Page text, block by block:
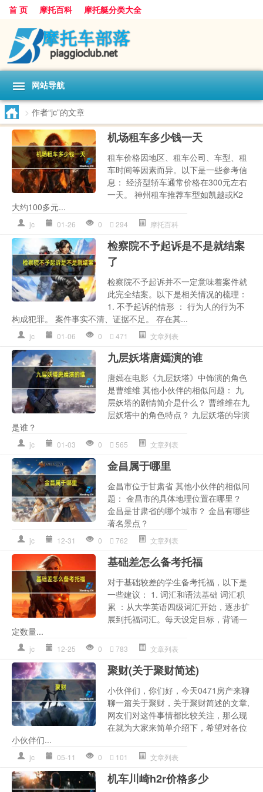
首 页 摩托百科 摩托艇分类大全
网站导航
> 作者“jc”的文章
机场租车多少钱一天
租车价格因地区、租车公司、车型、租
车时间等因素而异。以下是一些参考信
息： 经济型轿车通常价格在300元左右
一天。 神州租车推荐车型如凯越或K2
大约100多元...
jc 01-26 0 294 摩托百科
检察院不予起诉是不是就结案
了
检察院不予起诉并不一定意味着案件就
此完全结案。以下是相关情况的梳理：
1. 不予起诉的情形 ： 行为人的行为不
构成犯罪。 案件事实不清、证据不足。 存在其...
jc 01-06 0 471 文章列表
九层妖塔唐嫣演的谁
唐嫣在电影《九层妖塔》中饰演的角色
是曹维维 其他小伙伴的相似问题： 九
层妖塔的剧情简介是什么？ 曹维维在九
层妖塔中的角色特点？ 九层妖塔的导演
是谁？
jc 01-03 0 565 文章列表
金昌属于哪里
金昌市位于甘肃省 其他小伙伴的相似问
题： 金昌市的具体地理位置在哪里？
金昌是甘肃省的哪个城市？ 金昌有哪些
著名景点？
jc 12-31 0 762 文章列表
基础差怎么备考托福
对于基础较差的学生备考托福，以下是
一些建议： 1. 词汇和语法基础 词汇积
累 ：从大学英语四级词汇开始，逐步扩
展到托福词汇。每天设定目标，背诵一
定数量...
jc 12-25 0 783 文章列表
聚财(关于聚财简述)
小伙伴们，你们好，今天0471房产来聊
聊一篇关于聚财，关于聚财简述的文章,
网友们对这件事情都比较关注，那么现
在就为大家来简单介绍下，希望对各位
小伙伴们...
jc 05-11 0 101 文章列表
机车川崎h2r价格多少